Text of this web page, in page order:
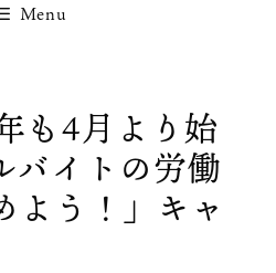
Menu
4月より始
バイトの労働
よう！」キャ